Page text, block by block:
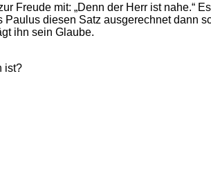
Freude mit: „Denn der Herr ist nahe.“
diesen Satz ausgerechnet dann
ihn sein Glaube.
ist?